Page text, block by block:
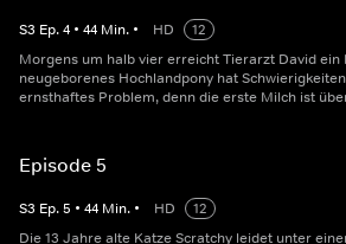
S3 Ep.4 • 44 Min. • HD
12
Morgens um halb vier erreicht Tierarzt David ein
neugeborenes Hochlandpony hat
ernsthaftes Problem, denn die erste Milch ist
Episode 5
S3 Ep.5 • 44 Min. • HD
12
Die 13 Jahre alte Katze Scratchy leidet unter